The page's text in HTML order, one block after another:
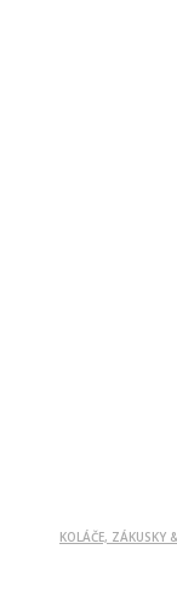
KOLÁČE, ZÁKUSKY